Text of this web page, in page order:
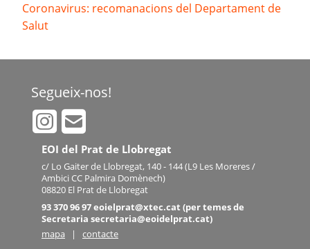
Coronavirus: recomanacions del Departament de
Salut
Segueix-nos!
EOI del Prat de Llobregat
c/ Lo Gaiter de Llobregat, 140 - 144 (L9 Les Moreres /
Ambici CC Palmira Domènech)
08820 El Prat de Llobregat
93 370 96 97 eoielprat@xtec.cat (per temes de
Secretaria secretaria@eoidelprat.cat)
mapa
| contacte